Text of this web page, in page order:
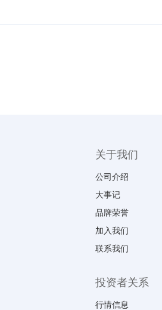
关于我们
公司介绍
大事记
品牌荣誉
加入我们
联系我们
投资者关系
行情信息